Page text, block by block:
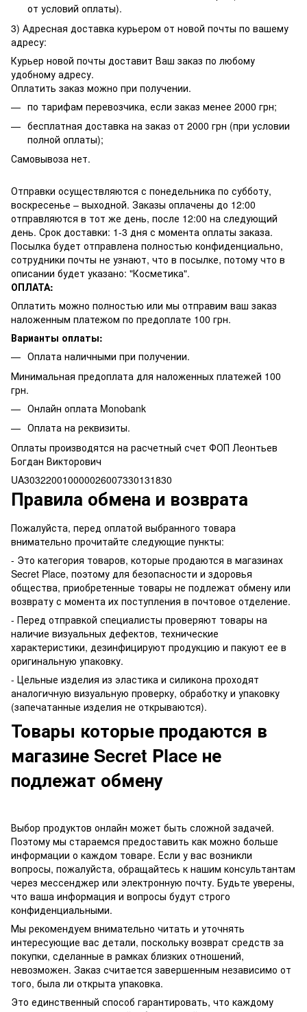
от условий оплаты).
3) Адресная доставка курьером от новой почты по вашему
адресу:
Курьер новой почты доставит Ваш заказ по любому
удобному адресу.
Оплатить заказ можно при получении.
по тарифам перевозчика, если заказ менее 2000 грн;
бесплатная доставка на заказ от 2000 грн (при условии
полной оплаты);
Самовывоза нет.
Отправки осуществляются с понедельника по субботу,
воскресенье – выходной. Заказы оплачены до 12:00
отправляются в тот же день, после 12:00 на следующий
день. Срок доставки: 1-3 дня с момента оплаты заказа.
Посылка будет отправлена полностью конфиденциально,
сотрудники почты не узнают, что в посылке, потому что в
описании будет указано: "Косметика".
ОПЛАТА:
Оплатить можно полностью или мы отправим ваш заказ
наложенным платежом по предоплате 100 грн.
Варианты оплаты:
Оплата наличными при получении.
Минимальная предоплата для наложенных платежей 100
грн.
Онлайн оплата Monobank
Оплата на реквизиты.
Оплаты производятся на расчетный счет ФОП Леонтьев
Богдан Викторович
UA303220010000026007330131830
Правила обмена и возврата
Пожалуйста, перед оплатой выбранного товара
внимательно прочитайте следующие пункты:
- Это категория товаров, которые продаются в магазинах
Secret Place, поэтому для безопасности и здоровья
общества, приобретенные товары не подлежат обмену или
возврату с момента их поступления в почтовое отделение.
- Перед отправкой специалисты проверяют товары на
наличие визуальных дефектов, технические
характеристики, дезинфицируют продукцию и пакуют ее в
оригинальную упаковку.
- Цельные изделия из эластика и силикона проходят
аналогичную визуальную проверку, обработку и упаковку
(запечатанные изделия не открываются).
Товары которые продаются в
магазине Secret Place не
подлежат обмену
Выбор продуктов онлайн может быть сложной задачей.
Поэтому мы стараемся предоставить как можно больше
информации о каждом товаре. Если у вас возникли
вопросы, пожалуйста, обращайтесь к нашим консультантам
через мессенджер или электронную почту. Будьте уверены,
что ваша информация и вопросы будут строго
конфиденциальными.
Мы рекомендуем внимательно читать и уточнять
интересующие вас детали, поскольку возврат средств за
покупки, сделанные в рамках близких отношений,
невозможен. Заказ считается завершенным независимо от
того, была ли открыта упаковка.
Это единственный способ гарантировать, что каждому